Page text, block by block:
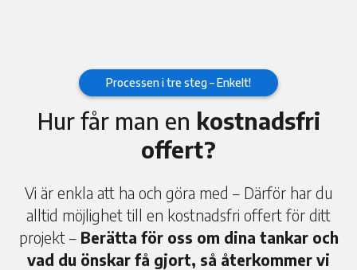
Processen i tre steg – Enkelt!
Hur får man en kostnadsfri
offert?
Vi är enkla att ha och göra med – Därför har du
alltid möjlighet till en kostnadsfri offert för ditt
projekt – Berätta för oss om dina tankar och
vad du önskar få gjort, så återkommer vi